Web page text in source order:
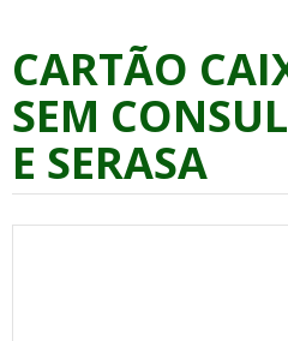
CARTÃO
SEM
E SERASA